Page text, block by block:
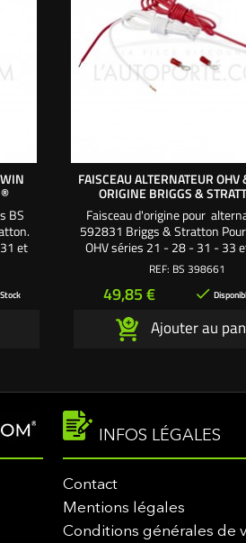
BS
et
FAISCEAU ALTERNATEUR
ORIGINE BRIGGS &
Faisceau d'origine pour
592831 Briggs & Stratton
OHV séries 21 - 28 - 31 - 33
séries 40 - 44. 29 - 30 - 35
REF: BS 398661
Prix
49,85 € 
Ajouter au
INFOS LÉGALES
Contact
Mentions légales
Conditions générales de